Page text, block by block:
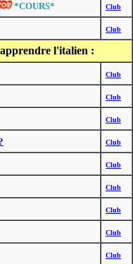
*COURS* Club
Club
l'italien :
Club
Club
Club
Club
Club
Club
Club
Club
Club